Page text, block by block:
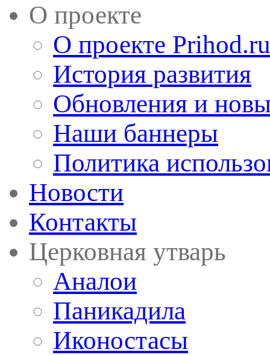
О проекте
О проекте Prihod.ru
История развития
Обновления и
Наши баннеры
Политика
Новости
Контакты
Церковная утварь
Аналои
Паникадила
Иконостасы